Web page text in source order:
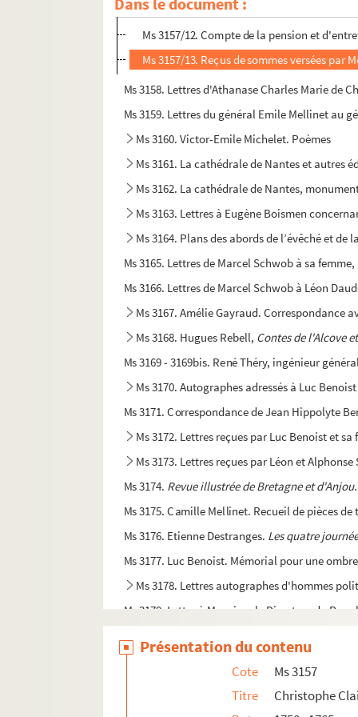
Ms 3157/11. Copie du compte de vente,
Ms 3157/12. Compte de la pension et
Ms 3157/13. Reçus de sommes versées par
Ms 3158. Lettres d'Athanase Charles Marie de
Ms 3159. Lettres du général Emile Mellinet au
Ms 3160. Victor-Emile Michelet. Poèmes
Ms 3161. La cathédrale de Nantes et autres
Ms 3162. La cathédrale de Nantes,
Ms 3163. Lettres à Eugène Boismen
Ms 3164. Plans des abords de l’évêché et
Ms 3166. Lettres de Marcel Schwob à Léon
Ms 3167. Amélie Gayraud. Correspondance
Ms 3168. Hugues Rebell, Contes de l'Alcove
Ms 3169 - 3169bis. René Théry, ingénieur
Ms 3170. Autographes adressés à Luc Benoist
Ms 3171. Correspondance de Jean Hippolyte
Ms 3172. Lettres reçues par Luc Benoist et
Ms 3173. Lettres reçues par Léon et Alphonse
Ms 3174. Revue illustrée de Bretagne et d'Anjou
Ms 3175. Camille Mellinet. Recueil de pièces de
Ms 3176. Etienne Destranges. Les quatre
Ms 3177. Luc Benoist. Mémorial pour une ombre
Ms 3178. Lettres autographes d'hommes
Ms 3179. Lettre à Monsieur le Directeur du
Ms 3187. Francis Bougouin. Estienne Larchier,
Présentation du contenu
Cote
Ms 3157
Titre
Christophe